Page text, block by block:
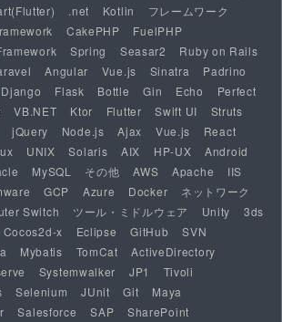
.net Kotlin
フレームワーク
CakePHP
FuelPHP
Spring Seasar2
Ruby on Rails
Angular Vue.js Sinatra
Padrino
Django Flask Bottle Gin Echo
Perfect
VB.NET Ktor Flutter Swift UI
Struts
jQuery Node.js Ajax Vue.js
React
UNIX Solaris AIX HP-UX
Android
MySQL その他 AWS Apache
IIS
GCP Azure Docker
ネットワーク
Switch ツール・ミドルウェア Unity
3ds
Cocos2d-x Eclipse GitHub
SVN
Mybatis TomCat
ActiveDirectory
Systemwalker JP1
Tivoli
Selenium JUnit Git
Maya
Salesforce SAP SharePoint